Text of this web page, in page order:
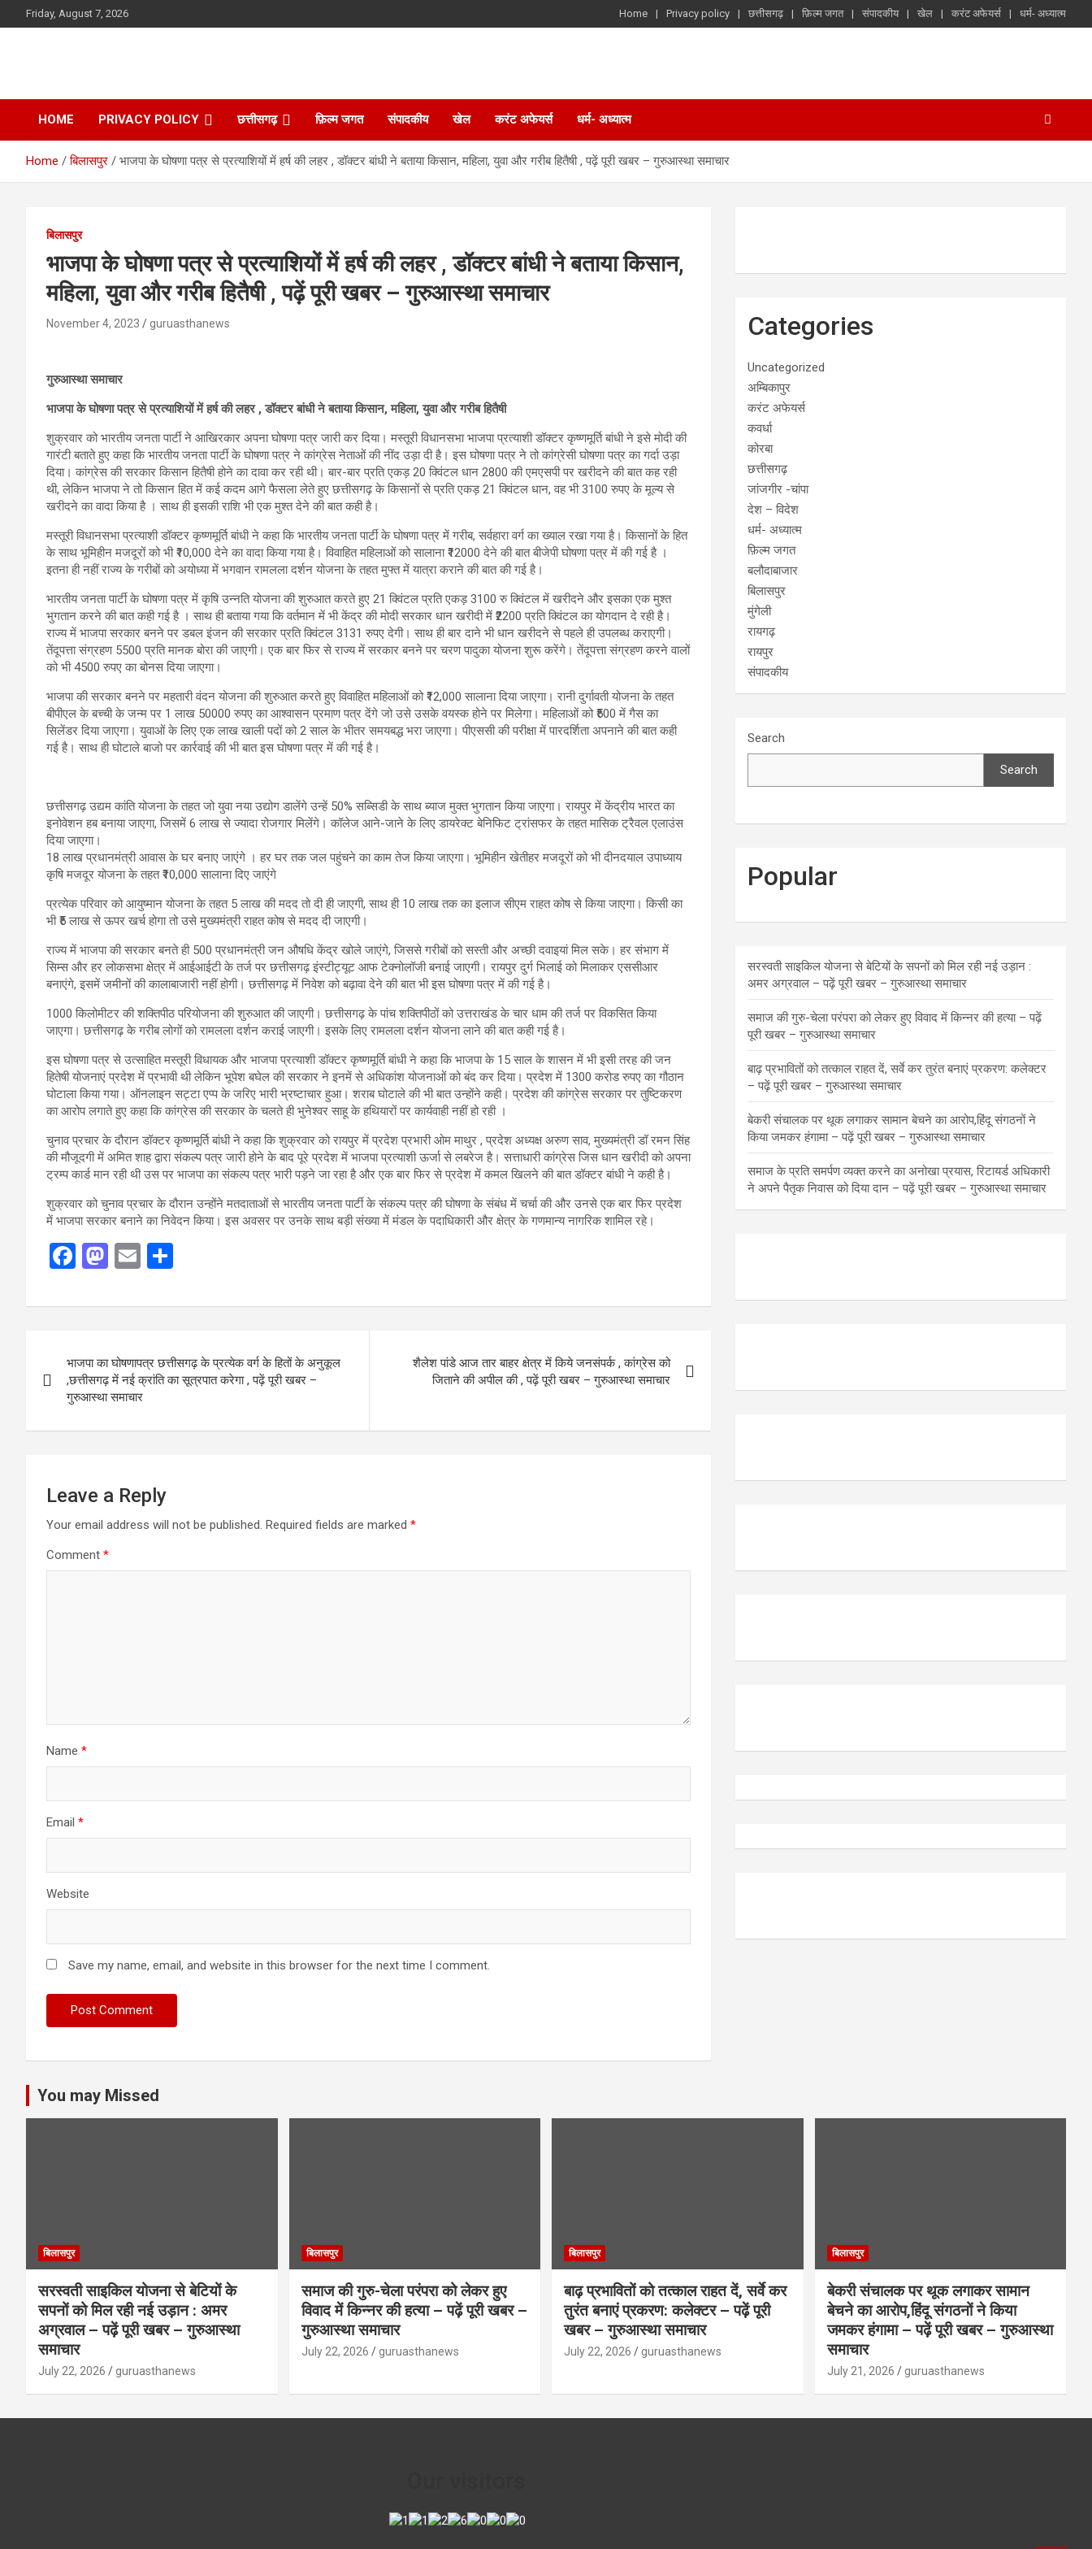
to
Friday, August 7, 2026 Home Privacy policy छत्तीसगढ़ फ़िल्म जगत संपादकीय खेल करंट अफेयर्स धर्म- अध्यात्म
HOME PRIVACY POLICY छत्तीसगढ़ फ़िल्म जगत संपादकीय खेल करंट अफेयर्स धर्म- अध्यात्म
Home बिलासपुर भाजपा के घोषणा पत्र से प्रत्याशियों में हर्ष की लहर , डॉक्टर बांधी ने बताया किसान, महिला, युवा और गरीब हितैषी , पढ़ें पूरी खबर – गुरुआस्था समाचार
बिलासपुर
भाजपा के घोषणा पत्र से प्रत्याशियों में हर्ष की लहर , डॉक्टर बांधी ने बताया किसान,
महिला, युवा और गरीब हितैषी , पढ़ें पूरी खबर – गुरुआस्था समाचार
November 4, 2023 guruasthanews
गुरुआस्था समाचार
भाजपा के घोषणा पत्र से प्रत्याशियों में हर्ष की लहर , डॉक्टर बांधी ने बताया किसान, महिला, युवा और गरीब हितैषी
शुक्रवार को भारतीय जनता पार्टी ने आखिरकार अपना घोषणा पत्र जारी कर दिया। मस्तूरी विधानसभा भाजपा प्रत्याशी डॉक्टर कृष्णमूर्ति बांधी ने इसे मोदी की
गारंटी बताते हुए कहा कि भारतीय जनता पार्टी के घोषणा पत्र ने कांग्रेस नेताओं की नींद उड़ा दी है। इस घोषणा पत्र ने तो कांग्रेसी घोषणा पत्र का गर्दा उड़ा
दिया। कांग्रेस की सरकार किसान हितैषी होने का दावा कर रही थी। बार-बार प्रति एकड़ 20 क्विंटल धान 2800 की एमएसपी पर खरीदने की बात कह रही
थी, लेकिन भाजपा ने तो किसान हित में कई कदम आगे फैसला लेते हुए छत्तीसगढ़ के किसानों से प्रति एकड़ 21 क्विंटल धान, वह भी 3100 रुपए के मूल्य से
खरीदने का वादा किया है । साथ ही इसकी राशि भी एक मुश्त देने की बात कही है।
मस्तूरी विधानसभा प्रत्याशी डॉक्टर कृष्णमूर्ति बांधी ने कहा कि भारतीय जनता पार्टी के घोषणा पत्र में गरीब, सर्वहारा वर्ग का ख्याल रखा गया है। किसानों के हित
के साथ भूमिहीन मजदूरों को भी ₹10,000 देने का वादा किया गया है। विवाहित महिलाओं को सालाना ₹12000 देने की बात बीजेपी घोषणा पत्र में की गई है ।
इतना ही नहीं राज्य के गरीबों को अयोध्या में भगवान रामलला दर्शन योजना के तहत मुफ्त में यात्रा कराने की बात की गई है।
भारतीय जनता पार्टी के घोषणा पत्र में कृषि उन्नति योजना की शुरुआत करते हुए 21 क्विंटल प्रति एकड़ 3100 रु क्विंटल में खरीदने और इसका एक मुश्त
भुगतान करने की बात कही गई है । साथ ही बताया गया कि वर्तमान में भी केंद्र की मोदी सरकार धान खरीदी में ₹2200 प्रति क्विंटल का योगदान दे रही है।
राज्य में भाजपा सरकार बनने पर डबल इंजन की सरकार प्रति क्विंटल 3131 रुपए देगी। साथ ही बार दाने भी धान खरीदने से पहले ही उपलब्ध कराएगी।
तेंदूपत्ता संग्रहण 5500 प्रति मानक बोरा की जाएगी। एक बार फिर से राज्य में सरकार बनने पर चरण पादुका योजना शुरू करेंगे। तेंदूपत्ता संग्रहण करने वालों
को भी 4500 रुपए का बोनस दिया जाएगा।
भाजपा की सरकार बनने पर महतारी वंदन योजना की शुरुआत करते हुए विवाहित महिलाओं को ₹12,000 सालाना दिया जाएगा। रानी दुर्गावती योजना के तहत
बीपीएल के बच्ची के जन्म पर 1 लाख 50000 रुपए का आश्वासन प्रमाण पत्र देंगे जो उसे उसके वयस्क होने पर मिलेगा। महिलाओं को ₹500 में गैस का
सिलेंडर दिया जाएगा। युवाओं के लिए एक लाख खाली पदों को 2 साल के भीतर समयबद्ध भरा जाएगा। पीएससी की परीक्षा में पारदर्शिता अपनाने की बात कही
गई है। साथ ही घोटाले बाजो पर कार्रवाई की भी बात इस घोषणा पत्र में की गई है।
छत्तीसगढ़ उद्यम कांति योजना के तहत जो युवा नया उद्योग डालेंगे उन्हें 50% सब्सिडी के साथ ब्याज मुक्त भुगतान किया जाएगा। रायपुर में केंद्रीय भारत का
इनोवेशन हब बनाया जाएगा, जिसमें 6 लाख से ज्यादा रोजगार मिलेंगे। कॉलेज आने-जाने के लिए डायरेक्ट बेनिफिट ट्रांसफर के तहत मासिक ट्रैवल एलाउंस
दिया जाएगा।
18 लाख प्रधानमंत्री आवास के घर बनाए जाएंगे । हर घर तक जल पहुंचने का काम तेज किया जाएगा। भूमिहीन खेतीहर मजदूरों को भी दीनदयाल उपाध्याय
कृषि मजदूर योजना के तहत ₹10,000 सालाना दिए जाएंगे
प्रत्येक परिवार को आयुष्मान योजना के तहत 5 लाख की मदद तो दी ही जाएगी, साथ ही 10 लाख तक का इलाज सीएम राहत कोष से किया जाएगा। किसी का
भी ₹5 लाख से ऊपर खर्च होगा तो उसे मुख्यमंत्री राहत कोष से मदद दी जाएगी।
राज्य में भाजपा की सरकार बनते ही 500 प्रधानमंत्री जन औषधि केंद्र खोले जाएंगे, जिससे गरीबों को सस्ती और अच्छी दवाइयां मिल सके। हर संभाग में
सिम्स और हर लोकसभा क्षेत्र में आईआईटी के तर्ज पर छत्तीसगढ़ इंस्टीट्यूट आफ टेक्नोलॉजी बनाई जाएगी। रायपुर दुर्ग भिलाई को मिलाकर एससीआर
बनाएंगे, इसमें जमीनों की कालाबाजारी नहीं होगी। छत्तीसगढ़ में निवेश को बढ़ावा देने की बात भी इस घोषणा पत्र में की गई है।
1000 किलोमीटर की शक्तिपीठ परियोजना की शुरुआत की जाएगी। छत्तीसगढ़ के पांच शक्तिपीठों को उत्तराखंड के चार धाम की तर्ज पर विकसित किया
जाएगा। छत्तीसगढ़ के गरीब लोगों को रामलला दर्शन कराई जाएगी। इसके लिए रामलला दर्शन योजना लाने की बात कही गई है।
इस घोषणा पत्र से उत्साहित मस्तूरी विधायक और भाजपा प्रत्याशी डॉक्टर कृष्णमूर्ति बांधी ने कहा कि भाजपा के 15 साल के शासन में भी इसी तरह की जन
हितेषी योजनाएं प्रदेश में प्रभावी थी लेकिन भूपेश बघेल की सरकार ने इनमें से अधिकांश योजनाओं को बंद कर दिया। प्रदेश में 1300 करोड रुपए का गौठान
घोटाला किया गया। ऑनलाइन सट्टा एप्प के जरिए भारी भ्रष्टाचार हुआ। शराब घोटाले की भी बात उन्होंने कही। प्रदेश की कांग्रेस सरकार पर तुष्टिकरण
का आरोप लगाते हुए कहा कि कांग्रेस की सरकार के चलते ही भुनेश्वर साहू के हथियारों पर कार्यवाही नहीं हो रही ।
चुनाव प्रचार के दौरान डॉक्टर कृष्णमूर्ति बांधी ने कहा कि शुक्रवार को रायपुर में प्रदेश प्रभारी ओम माथुर , प्रदेश अध्यक्ष अरुण साव, मुख्यमंत्री डॉ रमन सिंह
की मौजूदगी में अमित शाह द्वारा संकल्प पत्र जारी होने के बाद पूरे प्रदेश में भाजपा प्रत्याशी ऊर्जा से लबरेज है। सत्ताधारी कांग्रेस जिस धान खरीदी को अपना
ट्रम्प कार्ड मान रही थी उस पर भाजपा का संकल्प पत्र भारी पड़ने जा रहा है और एक बार फिर से प्रदेश में कमल खिलने की बात डॉक्टर बांधी ने कही है।
शुक्रवार को चुनाव प्रचार के दौरान उन्होंने मतदाताओं से भारतीय जनता पार्टी के संकल्प पत्र की घोषणा के संबंध में चर्चा की और उनसे एक बार फिर प्रदेश
में भाजपा सरकार बनाने का निवेदन किया। इस अवसर पर उनके साथ बड़ी संख्या में मंडल के पदाधिकारी और क्षेत्र के गणमान्य नागरिक शामिल रहे।
F
ce
o
o
k
M
st
d
o
n
E
ail ar
navigation
भाजपा का घोषणापत्र छत्तीसगढ़ के प्रत्येक वर्ग के हितों के अनुकूल
,छत्तीसगढ़ में नई क्रांति का सूत्रपात करेगा , पढ़ें पूरी खबर –
गुरुआस्था समाचार
शैलेश पांडे आज तार बाहर क्षेत्र में किये जनसंपर्क , कांग्रेस को
जिताने की अपील की , पढ़ें पूरी खबर – गुरुआस्था समाचार
Leave a Reply
Your email address will not be published. Required fields are marked *
Comment *
Name *
Email *
Website
Save my name, email, and website in this browser for the next time I comment.
Categories
Uncategorized
अम्बिकापुर
करंट अफेयर्स
कवर्धा
कोरबा
छत्तीसगढ़
जांजगीर -चांपा
देश – विदेश
धर्म- अध्यात्म
फ़िल्म जगत
बलौदाबाजार
बिलासपुर
मुंगेली
रायगढ़
रायपुर
संपादकीय
Search
Search
Popular
सरस्वती साइकिल योजना से बेटियों के सपनों को मिल रही नई उड़ान :
अमर अग्रवाल – पढ़ें पूरी खबर – गुरुआस्था समाचार
समाज की गुरु-चेला परंपरा को लेकर हुए विवाद में किन्नर की हत्या – पढ़ें
पूरी खबर – गुरुआस्था समाचार
बाढ़ प्रभावितों को तत्काल राहत दें, सर्वे कर तुरंत बनाएं प्रकरण: कलेक्टर
– पढ़ें पूरी खबर – गुरुआस्था समाचार
बेकरी संचालक पर थूक लगाकर सामान बेचने का आरोप,हिंदू संगठनों ने
किया जमकर हंगामा – पढ़ें पूरी खबर – गुरुआस्था समाचार
समाज के प्रति समर्पण व्यक्त करने का अनोखा प्रयास, रिटायर्ड अधिकारी
ने अपने पैतृक निवास को दिया दान – पढ़ें पूरी खबर – गुरुआस्था समाचार
You may Missed
बिलासपुर
सरस्वती साइकिल योजना से बेटियों के
सपनों को मिल रही नई उड़ान : अमर
अग्रवाल – पढ़ें पूरी खबर – गुरुआस्था
समाचार
July 22, 2026 guruasthanews
बिलासपुर
समाज की गुरु-चेला परंपरा को लेकर हुए
विवाद में किन्नर की हत्या – पढ़ें पूरी खबर –
गुरुआस्था समाचार
July 22, 2026 guruasthanews
बिलासपुर
बाढ़ प्रभावितों को तत्काल राहत दें, सर्वे कर
तुरंत बनाएं प्रकरण: कलेक्टर – पढ़ें पूरी
खबर – गुरुआस्था समाचार
July 22, 2026 guruasthanews
बिलासपुर
बेकरी संचालक पर थूक लगाकर सामान
बेचने का आरोप,हिंदू संगठनों ने किया
जमकर हंगामा – पढ़ें पूरी खबर – गुरुआस्था
समाचार
July 21, 2026 guruasthanews